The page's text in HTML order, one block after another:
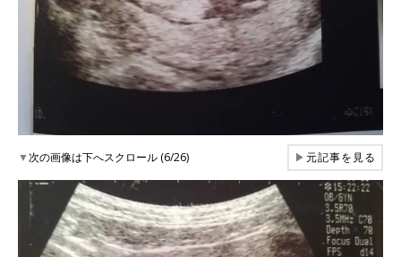
▼次の画像は下へスクロール (6/26) ▶元記事を見る